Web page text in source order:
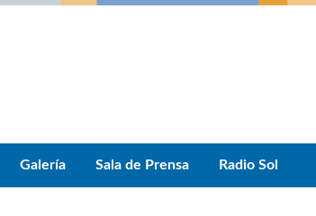
Galería Sala de Prensa Radio Sol